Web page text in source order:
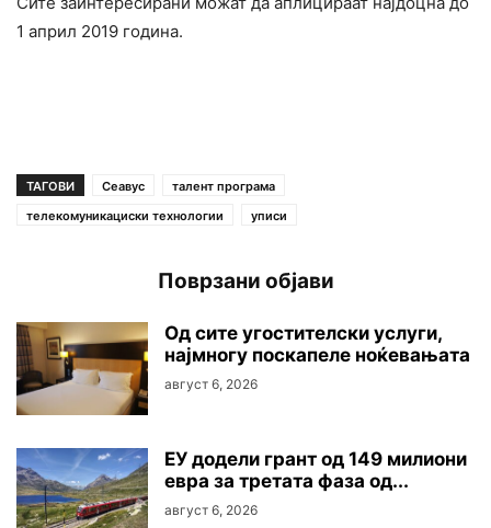
1 април 2019 година.
ТАГОВИ Сеавус
талент програма
телекомуникациски технологии
уписи
Поврзани објави
Oд сите угостителски услуги,
најмногу поскапеле ноќевањата
август 6, 2026
ЕУ додели грант од 149 милиони
евра за третата фаза од...
август 6, 2026